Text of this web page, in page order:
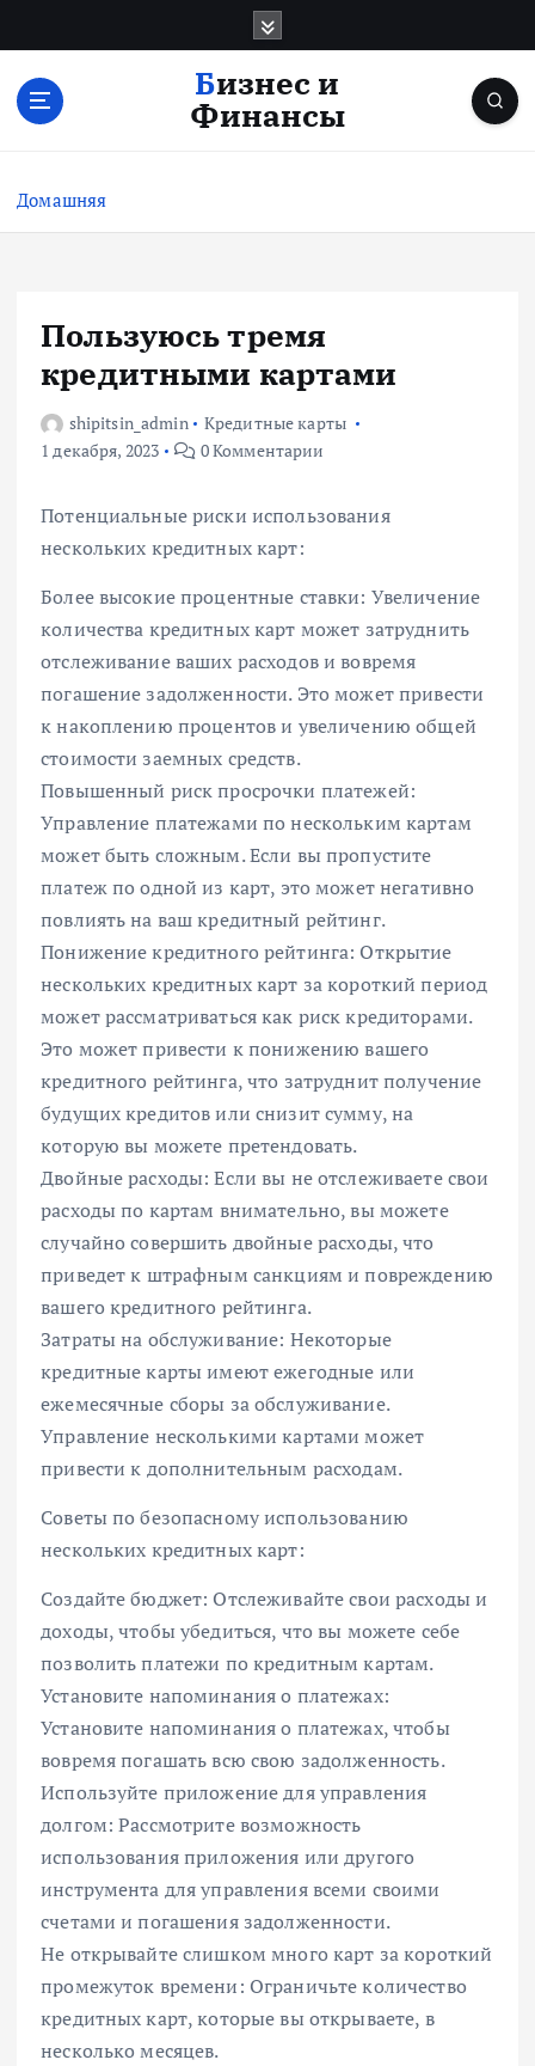
с
Бизнес и
Финансы
Домашняя
Пользуюсь тремя
кредитными картами
shipitsin_admin
Кредитные карты
1 декабря, 2023
0 Комментарии
Потенциальные риски использования
нескольких кредитных карт:
Более высокие процентные ставки: Увеличение
количества кредитных карт может затруднить
отслеживание ваших расходов и вовремя
погашение задолженности. Это может привести
к накоплению процентов и увеличению общей
стоимости заемных средств.
Повышенный риск просрочки платежей:
Управление платежами по нескольким картам
может быть сложным. Если вы пропустите
платеж по одной из карт, это может негативно
повлиять на ваш кредитный рейтинг.
Понижение кредитного рейтинга: Открытие
нескольких кредитных карт за короткий период
может рассматриваться как риск кредиторами.
Это может привести к понижению вашего
кредитного рейтинга, что затруднит получение
будущих кредитов или снизит сумму, на
которую вы можете претендовать.
Двойные расходы: Если вы не отслеживаете свои
расходы по картам внимательно, вы можете
случайно совершить двойные расходы, что
приведет к штрафным санкциям и повреждению
вашего кредитного рейтинга.
Затраты на обслуживание: Некоторые
кредитные карты имеют ежегодные или
ежемесячные сборы за обслуживание.
Управление несколькими картами может
привести к дополнительным расходам.
Советы по безопасному использованию
нескольких кредитных карт:
Создайте бюджет: Отслеживайте свои расходы и
доходы, чтобы убедиться, что вы можете себе
позволить платежи по кредитным картам.
Установите напоминания о платежах:
Установите напоминания о платежах, чтобы
вовремя погашать всю свою задолженность.
Используйте приложение для управления
долгом: Рассмотрите возможность
использования приложения или другого
инструмента для управления всеми своими
счетами и погашения задолженности.
Не открывайте слишком много карт за короткий
промежуток времени: Ограничьте количество
кредитных карт, которые вы открываете, в
несколько месяцев.